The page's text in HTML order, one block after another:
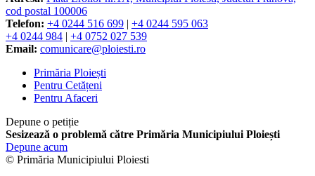
cod postal 100006
Telefon: +4 0244 516 699 | +4 0244 595 063
+4 0244 984 | +4 0752 027 539
Email: comunicare@ploiesti.ro
Primăria Ploiești
Pentru Cetățeni
Pentru Afaceri
Depune o petiție
Sesizează o problemă către Primăria Municipiului Ploiești
Depune acum
© Primăria Municipiului Ploiesti